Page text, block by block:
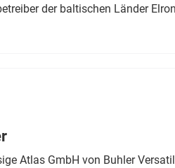
der baltischen Länder
Atlas GmbH von Buhler